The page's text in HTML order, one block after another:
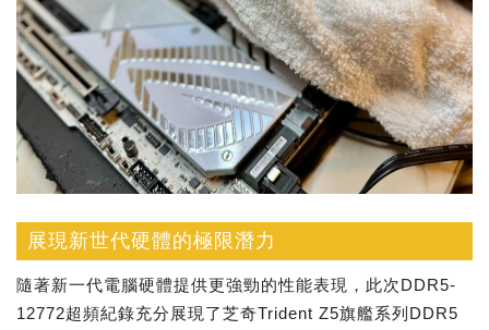
展現新世代硬體的極限潛力
隨著新一代電腦硬體提供更強勁的性能表現，此次DDR5-
12772超頻紀錄充分展現了芝奇Trident Z5旗艦系列DDR5